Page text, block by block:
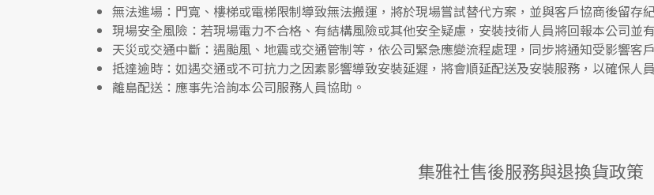
無法進場 ：門寬、樓梯或電梯限制導致無法搬運，將於現場嘗試替代方案，並與客戶協商後留存
現場安全風險 ： 若現場電力不合格、有結構風險或其他安全疑慮，安裝技術人員將回報本公司並
天災或交通中斷 ：遇颱風、地震或交通管制等，依公司緊急應變流程處理，同步將通知受影響客
抵達逾時 ：如遇交通或不可抗力之因素影響導致安裝延遲，將會順延配送及安裝服務，以確保人
離島配送 ：應事先洽詢本公司服務人員協助。
集雅社售後服務與退換貨政策